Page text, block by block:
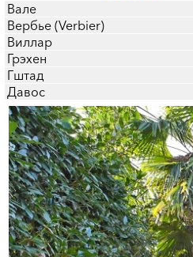
Вале
Вербье (Verbier)
Виллар
Грэхен
Гштад
Давос